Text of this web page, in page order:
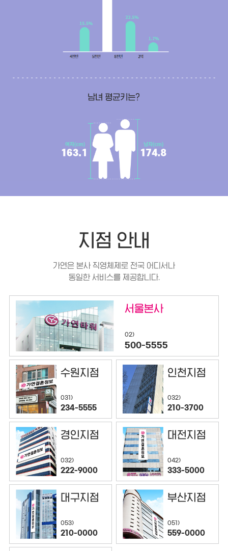
지점 안내
가연은 본사 직영체제로 전국 어디서나
동일한 서비스를 제공합니다.
서울본사
02)
500-5555
수원지점
031)
234-5555
인천지점
032)
210-3700
경인지점
032)
222-9000
대전지점
042)
333-5000
대구지점
053)
210-0000
부산지점
051)
559-0000